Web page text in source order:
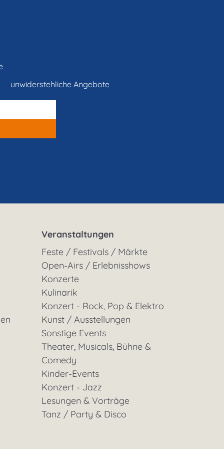
unwiderstehliche Angebote
Veranstaltungen
Feste / Festivals / Märkte
Open-Airs / Erlebnisshows
Konzerte
Kulinarik
Konzert - Rock, Pop & Elektro
Kunst / Ausstellungen
Sonstige Events
Theater, Musicals, Bühne &
Comedy
Kinder-Events
Konzert - Jazz
Lesungen & Vorträge
Tanz / Party & Disco